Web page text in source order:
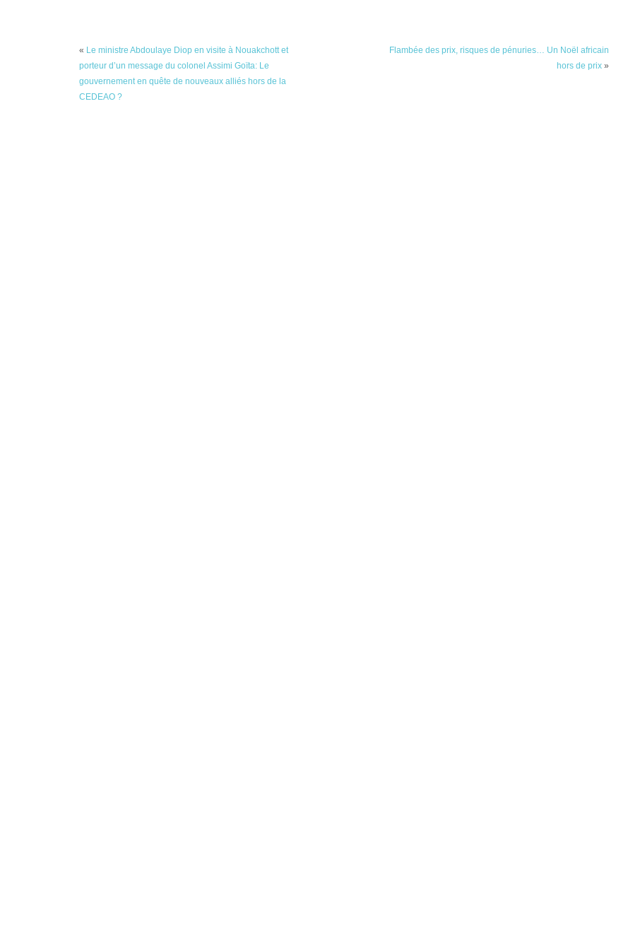
« Le ministre Abdoulaye Diop en visite à Nouakchott et
porteur d’un message du colonel Assimi Goïta: Le
gouvernement en quête de nouveaux alliés hors de la
CEDEAO ?
Flambée des prix, risques de pénuries… Un Noël africain
hors de prix»